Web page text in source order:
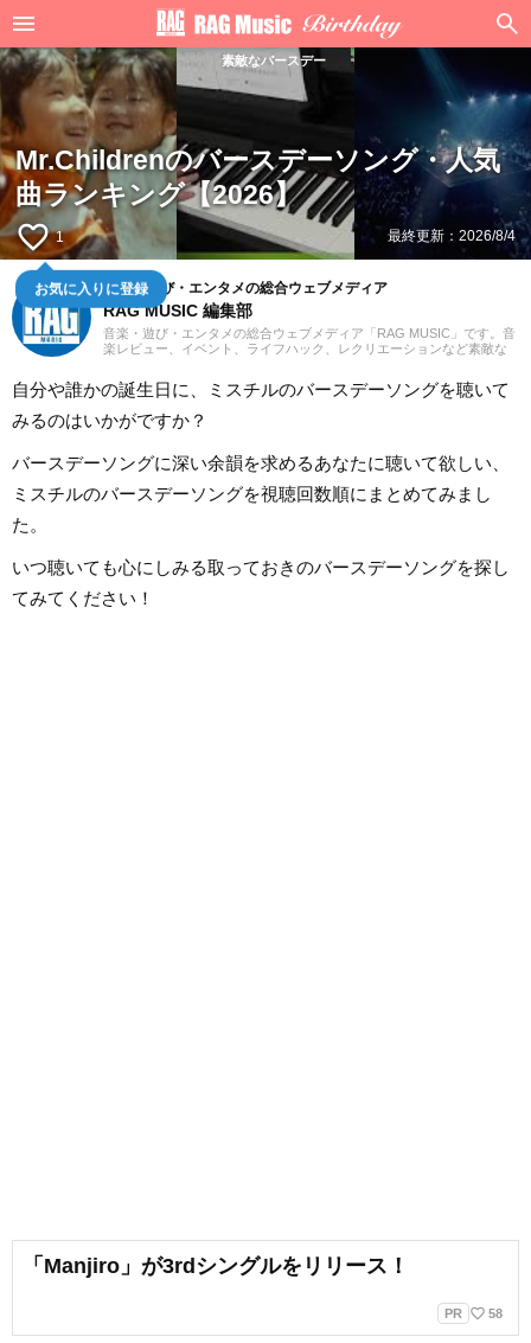
素敵なバースデー
Mr.Childrenのバースデーソング・人気
曲ランキング【2026】
favorite_border 1
お気に入りに登録
最終更新： 2026/8/4
音楽・遊び・エンタメの総合ウェブメディア
RAG MUSIC 編集部
音楽・遊び・エンタメの総合ウェブメディア「RAG MUSIC」です。音
楽レビュー、イベント、ライフハック、レクリエーションなど素敵な
自分や誰かの誕生日に、ミスチルのバースデーソングを聴いて
みるのはいかがですか？
バースデーソングに深い余韻を求めるあなたに聴いて欲しい、
ミスチルのバースデーソングを視聴回数順にまとめてみまし
た。
いつ聴いても心にしみる取っておきのバースデーソングを探し
てみてください！
「Manjiro」が3rdシングルをリリース！
PR favorite_border 58